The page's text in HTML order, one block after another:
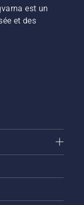
est un
et des